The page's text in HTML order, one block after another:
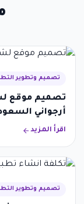
تصميم وتطوير
تصميم موقع
أرجواني
اقرأ المزيد
تصميم وتطوير